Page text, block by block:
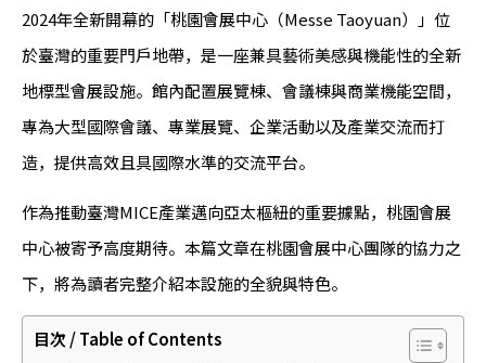
2024年全新開幕的「桃園會展中心（Messe Taoyuan）」位
於臺灣的重要門戶地帶，是一座兼具藝術美感與機能性的全新
地標型會展設施。館內配置展覽棟、會議棟與商業機能空間，
專為大型國際會議、專業展覽、企業活動以及產業交流而打
造，提供高效且具國際水準的交流平台。
作為推動臺灣MICE產業邁向亞太樞紐的重要據點，桃園會展
中心被寄予高度期待。本篇文章在桃園會展中心團隊的協力之
下，將為讀者完整介紹本設施的全貌與特色。
目次 / Table of Contents